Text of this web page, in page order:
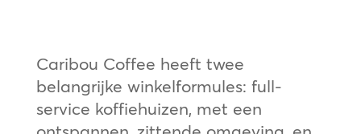
Caribou Coffee heeft twee
belangrijke winkelformules: full-
service koffiehuizen, met een